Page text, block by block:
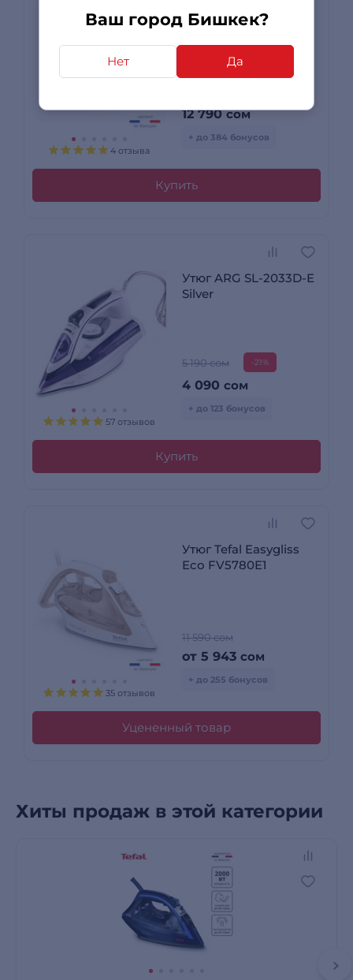
Ваш город Бишкек?
Нет Да
4 отзыва
FV8082E0
12 790сом
+ до 384 бонусов
Купить
57 отзывов
Утюг ARG SL-2033D-E
Silver
5 190 сом -21%
4 090 сом
+ до 123 бонусов
Купить
35 отзывов
Утюг Tefal Easygliss
Eco FV5780E1
11 590 сом
от 5 943 сом
+ до 255 бонусов
Уцененный товар
Хиты продаж в этой категории